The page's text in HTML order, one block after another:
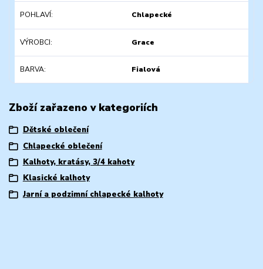
POHLAVÍ Chlapecké
VÝROBCI Grace
BARVA Fialová
Zboží zařazeno v kategoriích
Dětské oblečení
Chlapecké oblečení
Kalhoty, kratásy, 3/4 kahoty
Klasické kalhoty
Jarní a podzimní chlapecké kalhoty